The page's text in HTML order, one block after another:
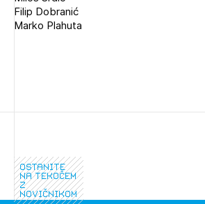
Filip Dobranić
Marko Plahuta
ostanite
na tekočem
z
novičnikom